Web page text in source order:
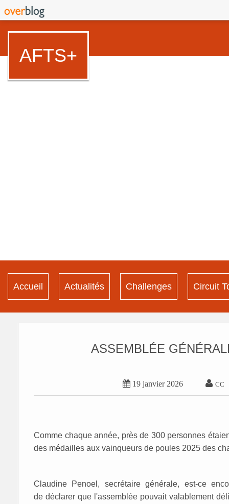
AFTS+
Accueil Actualités Challenges Circuit
ASSEMBLÉE
 19 janvier 2026  CC
Comme chaque année, près de 300 personnes
des médailles aux vainqueurs de poules 2025 des
Claudine Penoel, secrétaire générale, est-ce
de déclarer que l'assemblée pouvait valablement